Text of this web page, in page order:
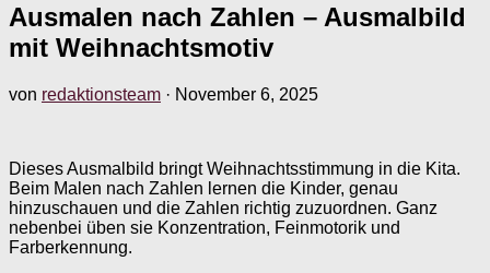
Ausmalen nach Zahlen – Ausmalbild
mit Weihnachtsmotiv
von redaktionsteam · November 6, 2025
Dieses Ausmalbild bringt Weihnachtsstimmung in die Kita.
Beim Malen nach Zahlen lernen die Kinder, genau
hinzuschauen und die Zahlen richtig zuzuordnen. Ganz
nebenbei üben sie Konzentration, Feinmotorik und
Farberkennung.